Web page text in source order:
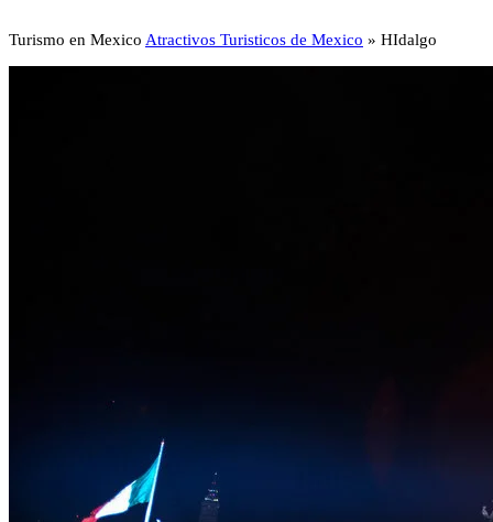
Turismo en Mexico Atractivos Turisticos de Mexico » HIdalgo